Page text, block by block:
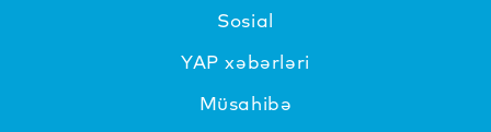
Sosial
YAP xəbərləri
Müsahibə